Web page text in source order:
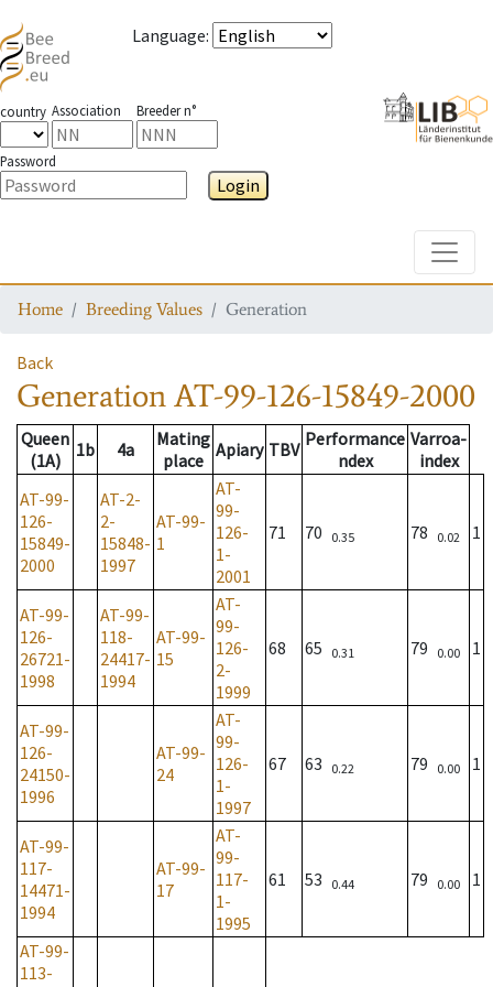
Language:
country Association Breeder n°
Password
Login
Home Breeding Values Generation
Back
GenerationAT-99-126-15849-2000
Queen
(1A)
1b 4a
Mating
place Apiary TBV Performance
ndex
Varroa-
index
AT-99-
126-
15849-
2000
AT-2-
2-
15848-
1997
AT-99-
1
AT-
99-
126-
1-
2001
71 70 0.35 78 0.02 1
AT-99-
126-
26721-
1998
AT-99-
118-
24417-
1994
AT-99-
15
AT-
99-
126-
2-
1999
68 65 0.31 79 0.00 1
AT-99-
126-
24150-
1996
AT-99-
24
AT-
99-
126-
1-
1997
67 63 0.22 79 0.00 1
AT-99-
117-
14471-
1994
AT-99-
17
AT-
99-
117-
1-
1995
61 53 0.44 79 0.00 1
AT-99-
113-